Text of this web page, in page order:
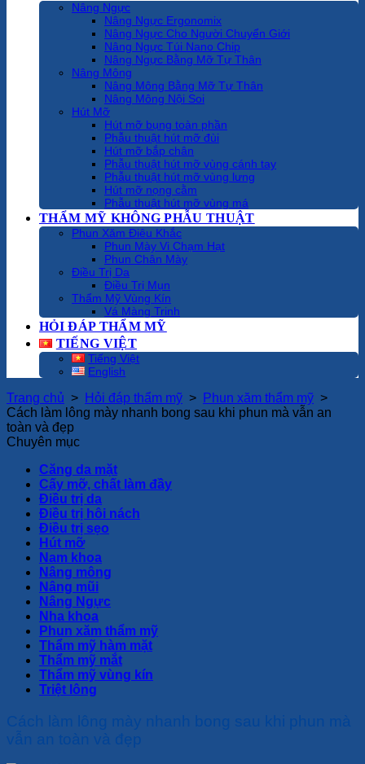
Nâng Ngực
Nâng Ngực Ergonomix
Nâng Ngực Cho Người Chuyển Giới
Nâng Ngực Túi Nano Chip
Nâng Ngực Bằng Mỡ Tự Thân
Nâng Mông
Nâng Mông Bằng Mỡ Tự Thân
Nâng Mông Nội Soi
Hút Mỡ
Hút mỡ bụng toàn phần
Phẫu thuật hút mỡ đùi
Hút mỡ bắp chân
Phẫu thuật hút mỡ vùng cánh tay
Phẫu thuật hút mỡ vùng lưng
Hút mỡ nọng cằm
Phẫu thuật hút mỡ vùng má
THẨM MỸ KHÔNG PHẪU THUẬT
Phun Xăm Điêu Khắc
Phun Mày Vi Chạm Hạt
Phun Chân Mày
Điều Trị Da
Điều Trị Mụn
Thẩm Mỹ Vùng Kín
Vá Màng Trinh
HỎI ĐÁP THẨM MỸ
TIẾNG VIỆT
Tiếng Việt
English
Trang chủ > Hỏi đáp thẩm mỹ > Phun xăm thẩm mỹ >
Cách làm lông mày nhanh bong sau khi phun mà vẫn an
toàn và đẹp
Chuyên mục
Căng da mặt
Cấy mỡ, chất làm đầy
Điều trị da
Điều trị hôi nách
Điều trị sẹo
Hút mỡ
Nam khoa
Nâng mông
Nâng mũi
Nâng Ngực
Nha khoa
Phun xăm thẩm mỹ
Thẩm mỹ hàm mặt
Thẩm mỹ mắt
Thẩm mỹ vùng kín
Triệt lông
Cách làm lông mày nhanh bong sau khi phun mà
vẫn an toàn và đẹp